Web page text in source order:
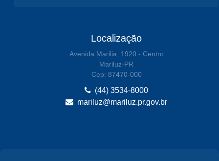
Localização
Avenida Marilia, 1920 - Centro
Mariluz-PR
Cep: 87470-000
(44) 3534-8000
mariluz@mariluz.pr.gov.br